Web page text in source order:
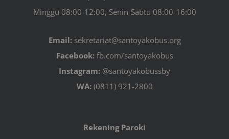
Minggu 08:00-12:00, Senin-Sabtu 08:00-16:00
Email:sekretariat@santoyakobus.org
Facebook:fb.com/santoyakobus
Instagram: @santoyakobussby
WA:(0811) 921-2800
Rekening Paroki